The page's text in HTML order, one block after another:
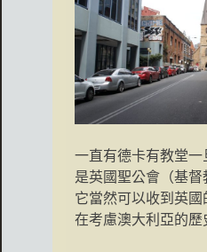
一直有德卡有教堂
是英國聖公會（基督
它當然可以收到英
在考慮澳大利亞的歷